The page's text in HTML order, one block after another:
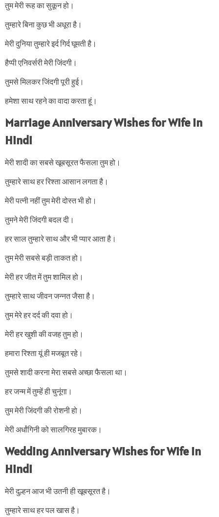
तुम मेरी रूह का सुकून हो।
तुम्हारे बिना कुछ भी अधूरा है।
मेरी दुनिया तुम्हारे इर्द गिर्द घूमती है।
हैप्पी एनिवर्सरी मेरी जिंदगी।
तुमसे मिलकर जिंदगी पूरी हुई।
हमेशा साथ रहने का वादा करता हूं।
Marriage Anniversary Wishes for Wife in
Hindi
मेरी शादी का सबसे खूबसूरत फैसला तुम हो।
तुम्हारे साथ हर रिश्ता आसान लगता है।
मेरी पत्नी नहीं तुम मेरी दोस्त भी हो।
तुमने मेरी जिंदगी बदल दी।
हर साल तुम्हारे साथ और भी प्यार आता है।
तुम मेरी सबसे बड़ी ताकत हो।
मेरी हर जीत में तुम शामिल हो।
तुम्हारे साथ जीवन जन्नत जैसा है।
तुम मेरे हर दर्द की दवा हो।
मेरी हर खुशी की वजह तुम हो।
हमारा रिश्ता यूं ही मजबूत रहे।
तुमसे शादी करना मेरा सबसे अच्छा फैसला था।
हर जन्म में तुम्हें ही चुनूंगा।
तुम मेरी जिंदगी की रोशनी हो।
मेरी अर्धांगिनी को सालगिरह मुबारक।
Wedding Anniversary Wishes for Wife in
Hindi
मेरी दुल्हन आज भी उतनी ही खूबसूरत है।
तुम्हारे साथ हर पल खास है।